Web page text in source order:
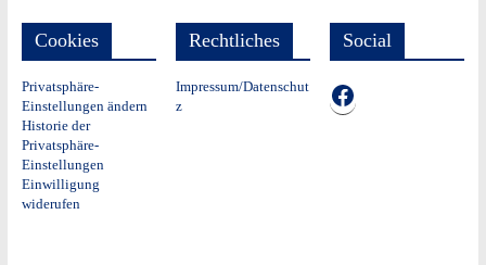
Cookies
Privatsphäre-
Einstellungen ändern
Historie der
Privatsphäre-
Einstellungen
Einwilligung
widerufen
Rechtliches
Impressum/Datenschut
z
Social
TB auf Facebook